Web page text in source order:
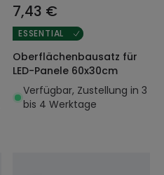
7,43 €
ESSENTIAL
Oberflächenbausatz für
LED-Panele 60x30cm
Verfügbar, Zustellung in 3
bis 4 Werktage